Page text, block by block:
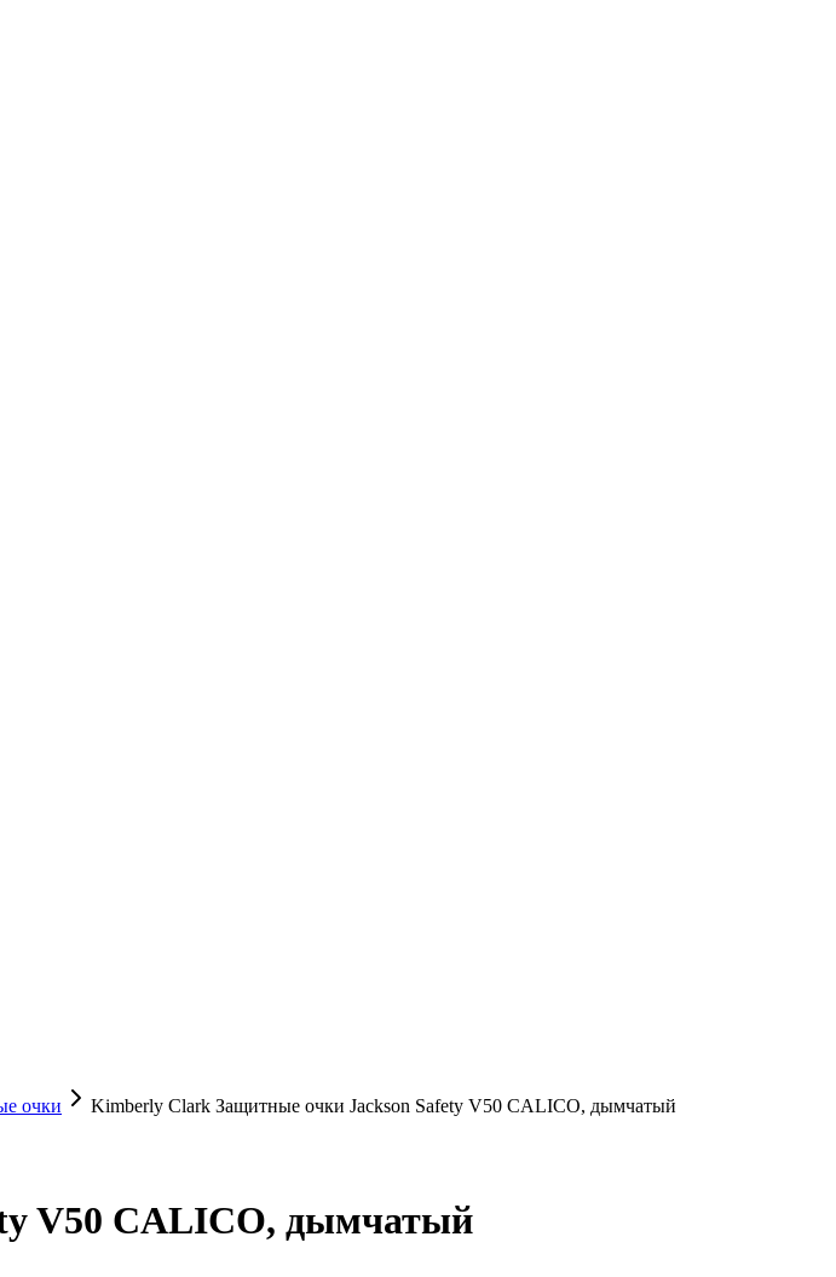
очки
Kimberly Clark Защитные очки Jackson Safety V50 CALICO, дымчатый
V50 CALICO, дымчатый